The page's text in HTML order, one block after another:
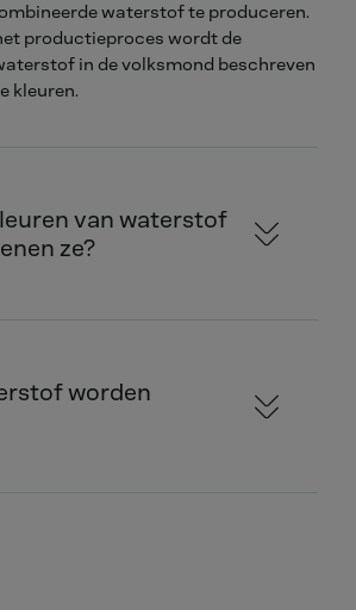
waterstof te produceren.
productieproces wordt de
in de volksmond beschreven
kleuren.
van waterstof
ze?
worden